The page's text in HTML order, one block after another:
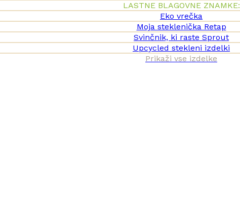
LASTNE BLAGOVNE ZNAMKE:
Eko vrečka
Moja steklenička Retap
Svinčnik, ki raste Sprout
Upcycled stekleni izdelki
Prikaži vse izdelke